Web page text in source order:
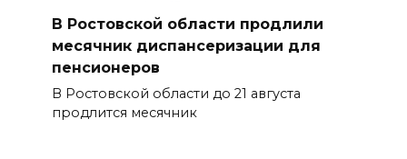
В Ростовской области продлили
месячник диспансеризации для
пенсионеров
В Ростовской области до 21 августа
продлится месячник